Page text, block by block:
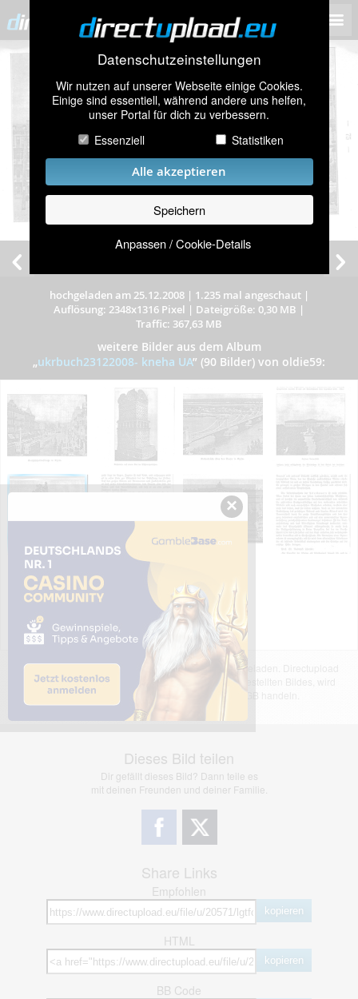
Datenschutzeinstellungen
Wir nutzen auf unserer Webseite einige Cookies.
Einige sind essentiell, während andere uns helfen,
unser Portal für dich zu verbessern.
Essenziell
Statistiken
Alle akzeptieren
Speichern
Anpassen / Cookie-Details
hochgeladen am 25.12.2008| 1.235 mal angeschaut|
Auflösung: 2348x1316 Pixel | Dateigröße: 0,30 MB |
Traffic: 367,63 MB
weitere Bilder aus dem Album
„ukrbuch23122008- kneha UA” (90 Bilder) von oldie59:
Das dargestellte Bild wurde von einem Nutzer hochgeladen. Directupload
übernimmt keinerlei Haftung für den Inhalt des dargestellten Bildes, wird
jedoch bei Verstößen nach §2(3) unserer AGB handeln.
Dieses Bild teilen
Dir gefällt dieses Bild? Dann teile es
mit deinen Freunden und deiner Familie.
Share Links
Empfohlen
kopieren
HTML
kopieren
BB Code
×